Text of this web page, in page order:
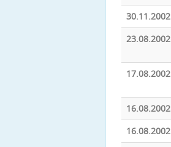
30.11.2002
23.08.2002
17.08.2002
16.08.2002
16.08.2002